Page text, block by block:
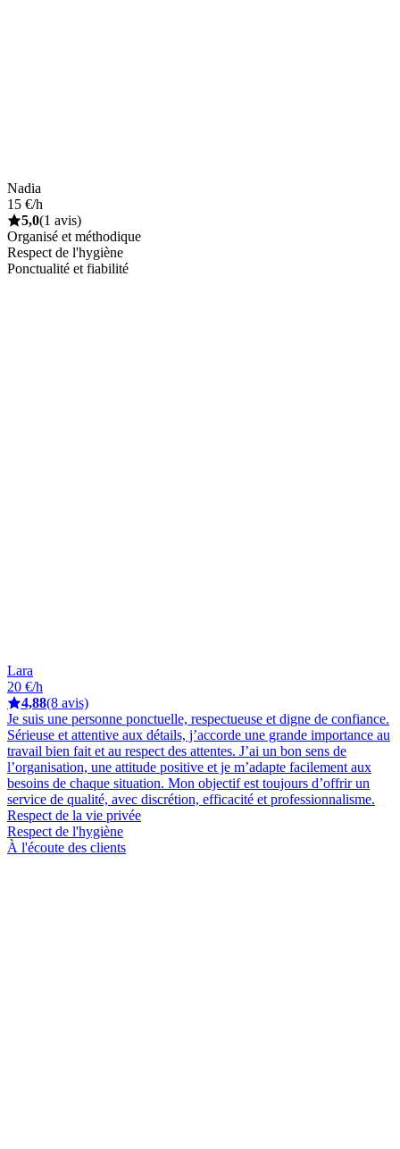
Nadia
15 €/h
5,0(1 avis)
Organisé et méthodique
Respect de l'hygiène
Ponctualité et fiabilité
Lara
20 €/h
4,88(8 avis)
Je suis une personne ponctuelle, respectueuse et digne de confiance.
Sérieuse et attentive aux détails, j’accorde une grande importance au
travail bien fait et au respect des attentes. J’ai un bon sens de
l’organisation, une attitude positive et je m’adapte facilement aux
besoins de chaque situation. Mon objectif est toujours d’offrir un
service de qualité, avec discrétion, efficacité et professionnalisme.
Respect de la vie privée
Respect de l'hygiène
À l'écoute des clients